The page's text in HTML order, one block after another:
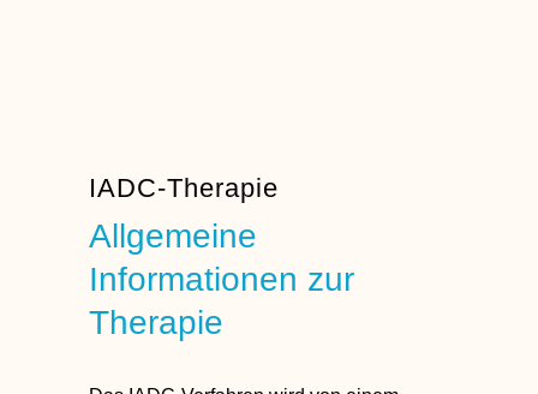
IADC-Therapie
Allgemeine
Informationen zur
Therapie